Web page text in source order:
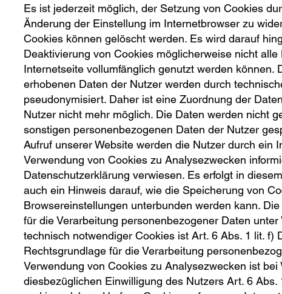
Es ist jederzeit möglich, der Setzung von Cookies
Änderung der Einstellung im Internetbrowser zu
Cookies können gelöscht werden. Es wird darauf
Deaktivierung von Cookies möglicherweise nicht
Internetseite vollumfänglich genutzt werden können.
erhobenen Daten der Nutzer werden durch
pseudonymisiert. Daher ist eine Zuordnung der
Nutzer nicht mehr möglich. Die Daten werden nicht
sonstigen personenbezogenen Daten der Nutzer
Aufruf unserer Website werden die Nutzer durch ein
Verwendung von Cookies zu Analysezwecken
Datenschutzerklärung verwiesen. Es erfolgt in
auch ein Hinweis darauf, wie die Speicherung von
Browsereinstellungen unterbunden werden kann.
für die Verarbeitung personenbezogener Daten unter
technisch notwendiger Cookies ist Art. 6 Abs. 1 lit. f)
Rechtsgrundlage für die Verarbeitung
Verwendung von Cookies zu Analysezwecken ist bei
diesbezüglichen Einwilligung des Nutzers Art. 6 Abs.